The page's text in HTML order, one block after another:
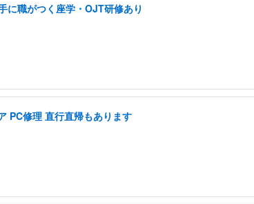
に職がつく座学・OJT研修あり
PC修理 直行直帰もあります